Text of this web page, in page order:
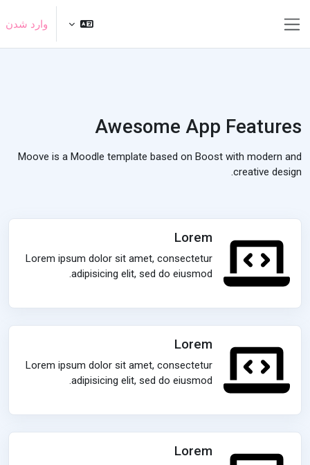
وارد شدن
Awesome App Features
Moove is a Moodle template based on Boost with modern and
creative design.
Lorem
Lorem ipsum dolor sit amet, consectetur
adipisicing elit, sed do eiusmod.
Lorem
Lorem ipsum dolor sit amet, consectetur
adipisicing elit, sed do eiusmod.
Lorem